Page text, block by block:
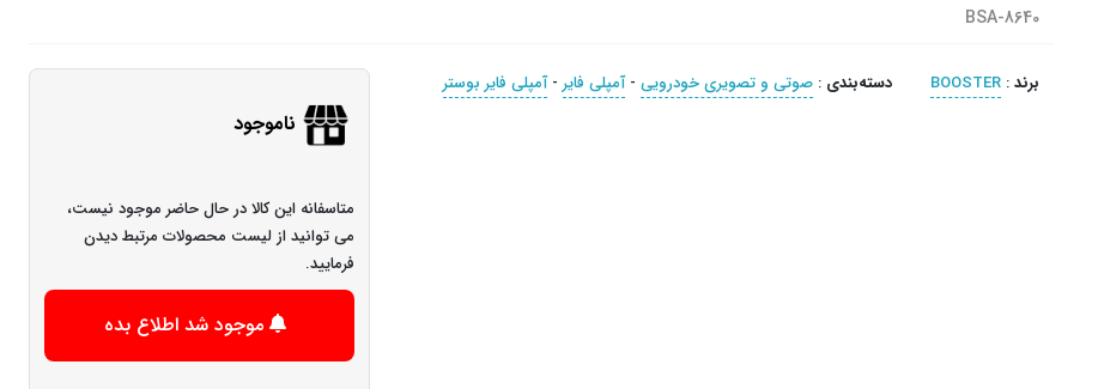
BSA-8640
برند:
BOOSTER دسته‌بندی : صوتی و تصویری خودرویی -آمپلی فایر -آمپلی فایر بوستر
ناموجود
متاسفانه این کالا در حال حاضر موجود نیست،
می توانید از لیست محصولات مرتبط دیدن
فرمایید.
موجود شد اطلاع بده